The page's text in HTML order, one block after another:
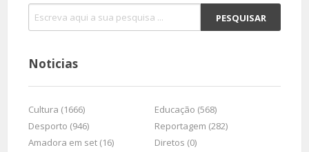
Noticias
Cultura (1666)
Educação (568)
Desporto (946)
Reportagem (282)
Amadora em set (16)
Diretos (0)